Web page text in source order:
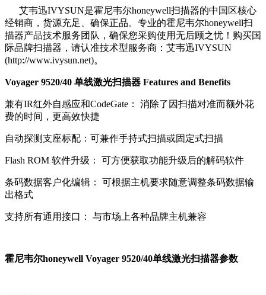
艾韦迅IVYSUN是霍尼韦尔honeywell扫描器的中国区核心
经销商，货源充足、确保正品。专业的霍尼韦尔honeywell扫
描器产品技术服务团队，确保您采购使用无后顾之忧！购买国
际品牌扫描器，请认准技术型服务商：艾韦迅IVYSUN
(http://www.ivysun.net)。
Voyager 9520/40 单线激光扫描器 Features and Benefits
兼有IR红外自感应和CodeGate： 消除了因扫描对准而额外花
费的时间，更高效快捷
自动探测支座标配：可兼作手持式扫描或固定式扫描
Flash ROM 软件升级： 可方便获取功能升级后的解码软件
条码数据客户化编辑： 可根据主机要求随意调整条码数据输
出格式
支持所有通用接口： 与市场上各种品牌主机兼容
霍尼韦尔honeywell Voyager 9520/40单线激光扫描器参数